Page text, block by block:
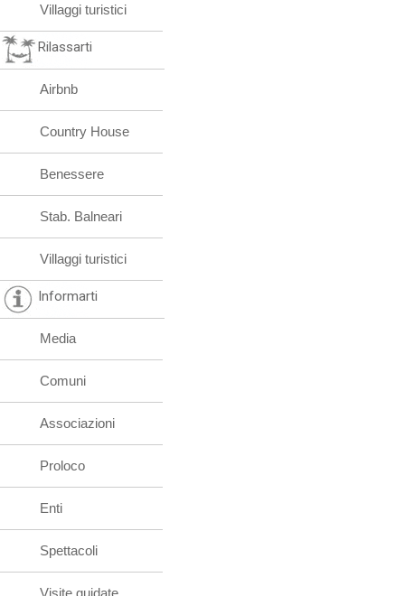
Villaggi turistici
Rilassarti
Airbnb
Country House
Benessere
Stab. Balneari
Villaggi turistici
Informarti
Media
Comuni
Associazioni
Proloco
Enti
Spettacoli
Visite guidate